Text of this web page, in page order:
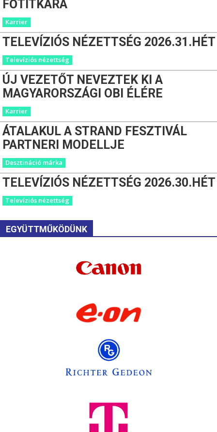
FŐTITKÁRA
Karrier
TELEVÍZIÓS NÉZETTSÉG 2026.31.HÉT
Televíziós nézettség
ÚJ VEZETŐT NEVEZTEK KI A
MAGYARORSZÁGI OBI ÉLÉRE
Karrier
ÁTALAKUL A STRAND FESZTIVÁL
PARTNERI MODELLJE
Desztináció márka
TELEVÍZIÓS NÉZETTSÉG 2026.30.HÉT
Televíziós nézettség
EGYÜTTMŰKÖDÜNK